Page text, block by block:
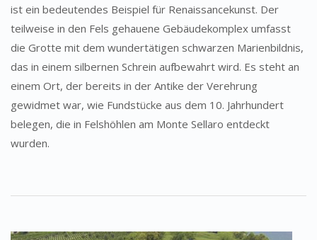
ist ein bedeutendes Beispiel für Renaissancekunst. Der
teilweise in den Fels gehauene Gebäudekomplex umfasst
die Grotte mit dem wundertätigen schwarzen Marienbildnis,
das in einem silbernen Schrein aufbewahrt wird. Es steht an
einem Ort, der bereits in der Antike der Verehrung
gewidmet war, wie Fundstücke aus dem 10. Jahrhundert
belegen, die in Felshöhlen am Monte Sellaro entdeckt
wurden.